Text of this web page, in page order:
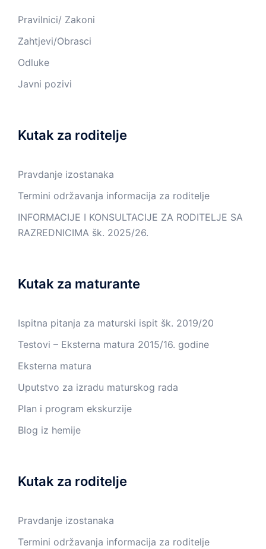
Pravilnici/ Zakoni
Zahtjevi/Obrasci
Odluke
Javni pozivi
Kutak za roditelje
Pravdanje izostanaka
Termini održavanja informacija za roditelje
INFORMACIJE I KONSULTACIJE ZA RODITELJE SA
RAZREDNICIMA šk. 2025/26.
Kutak za maturante
Ispitna pitanja za maturski ispit šk. 2019/20
Testovi – Eksterna matura 2015/16. godine
Eksterna matura
Uputstvo za izradu maturskog rada
Plan i program ekskurzije
Blog iz hemije
Kutak za roditelje
Pravdanje izostanaka
Termini održavanja informacija za roditelje